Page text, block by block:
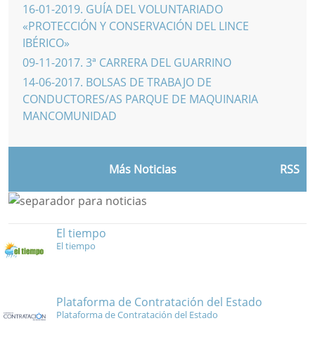
16-01-2019. GUÍA DEL VOLUNTARIADO
«PROTECCIÓN Y CONSERVACIÓN DEL LINCE
IBÉRICO»
09-11-2017. 3ª CARRERA DEL GUARRINO
14-06-2017. BOLSAS DE TRABAJO DE
CONDUCTORES/AS PARQUE DE MAQUINARIA
MANCOMUNIDAD
Más Noticias RSS
El tiempo
El tiempo
Plataforma de Contratación del Estado
Plataforma de Contratación del Estado